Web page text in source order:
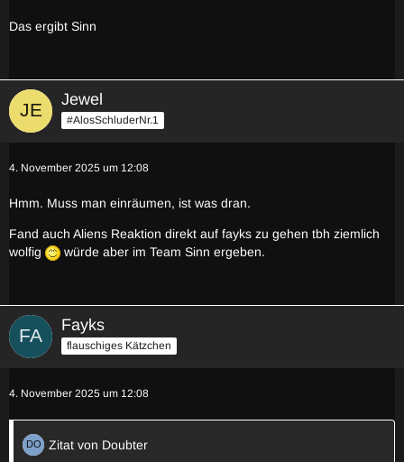
Das ergibt Sinn
Jewel
#AlosSchluderNr.1
4. November 2025 um 12:08
Hmm. Muss man einräumen, ist was dran.
Fand auch Aliens Reaktion direkt auf fayks zu gehen tbh ziemlich
wolfig
würde aber im Team Sinn ergeben.
Fayks
flauschiges Kätzchen
4. November 2025 um 12:08
Zitat von Doubter